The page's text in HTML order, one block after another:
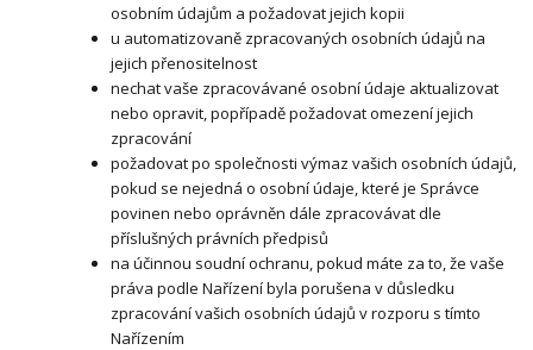
osobním údajům a požadovat jejich kopii
u automatizovaně zpracovaných osobních údajů na
jejich přenositelnost
nechat vaše zpracovávané osobní údaje aktualizovat
nebo opravit, popřípadě požadovat omezení jejich
zpracování
požadovat po společnosti výmaz vašich osobních údajů,
pokud se nejedná o osobní údaje, které je Správce
povinen nebo oprávněn dále zpracovávat dle
příslušných právních předpisů
na účinnou soudní ochranu, pokud máte za to, že vaše
práva podle Nařízení byla porušena v důsledku
zpracování vašich osobních údajů v rozporu s tímto
Nařízením